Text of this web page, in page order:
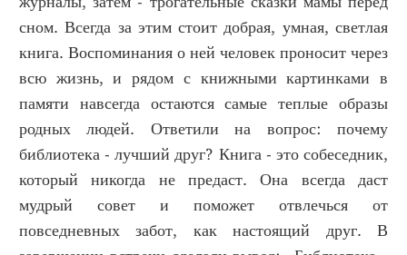
сном. Всегда за этим стоит добрая, умная, светлая
книга. Воспоминания о ней человек проносит через
всю жизнь, и рядом с книжными картинками в
памяти навсегда остаются самые теплые образы
родных людей. Ответили на вопрос: почему
библиотека - лучший друг? Книга - это собеседник,
который никогда не предаст. Она всегда даст
мудрый совет и поможет отвлечься от
повседневных забот, как настоящий друг. В